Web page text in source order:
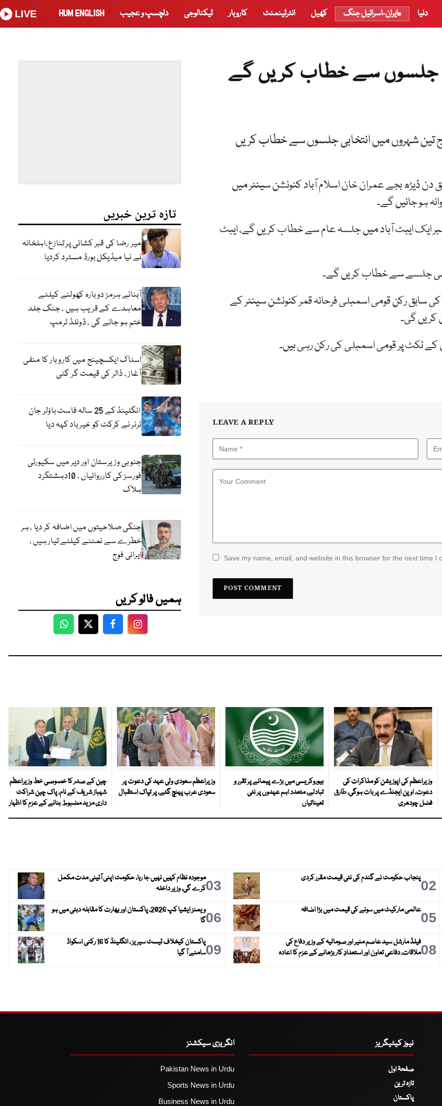
دنیا ایران-اسرائیل جنگ کھیل انٹرٹینمنٹ کاروبار ٹیکنالوجی دلچسپ و عجیب HUM ENGLISH
LIVE
جلسوں سے خطاب کریں گے
تین شہروں میں انتخابی جلسوں سے خطاب کریں
بجے عمران خان اسلام آباد کنونشن سینٹر میں
ہو جائیں گے۔
ایک ایبٹ آباد میں جلسہ عام سے خطاب کریں گے، ایبٹ
بھی جلسے سے خطاب کریں گے۔
سابق رکن قومی اسمبلی فرحانہ قمر کنونشن سینٹر کے
کریں گی۔
LEAVE A REPLY
Save my name, email, and website in this browser for the next time I
تازہ ترین خبریں
میر رضا کی قبر کشائی پر تنازع،اہلخانہ
نے نیا میڈیکل بورڈ مسترد کردیا
آبنائے ہرمز دوبارہ کھولنے کیلئے
معاہدے کے قریب ہیں ، جنگ جلد
ختم ہو جائے گی ، ڈونلڈ ٹرمپ
اسٹاک ایکسچینج میں کاروبار کا منفی
آغاز ، ڈالر کی قیمت گر گئی
انگلینڈ کے 25 سالہ فاسٹ باؤلر جان
ٹرنر نے کرکٹ کو خیر باد کہہ دیا
جنوبی وزیرستان اور دیر میں سکیورٹی
فورسز کی کارروائیاں ، 10دہشتگرد
ہلاک
جنگی صلاحیتوں میں اضافہ کر دیا ، ہر
خطرے سے نمٹنے کیلئے تیار ہیں ،
ایرانی فوج
ہمیں فالو کریں
WhatsApp
TwitterFacebookFacebook
وزیراعظم کی اپوزیشن کو مذاکرات کی
دعوت، اوپن ایجنڈے پر بات ہوگی، طارق
فضل چودھری
بیوروکریسی میں بڑے پیمانے پر تقرر و
تبادلے، متعدد اہم عہدوں پر نئی
تعیناتیاں
وزیراعظم سعودی ولی عہد کی دعوت پر
سعودی عرب پہنچ گئے، پر تپاک استقبال
چین کے صدر کا خصوصی خط وزیراعظم
شہباز شریف کے نام، پاک چین شراکت
داری مزید مضبوط بنانے کے عزم کا اظہار
02پنجاب حکومت نے گندم کی نئی قیمت مقرر کردی 03موجودہ نظام کہیں نہیں جا رہا، حکومت اپنی آئینی مدت مکمل
کرے گی، وزیر داخلہ
05عالمی مارکیٹ میں سونے کی قیمت میں بڑا اضافہ 06
ویمنز ایشیا کپ 2026، پاکستان اور بھارت کا مقابلہ دبئی میں ہو
گا
08فیلڈ مارشل سید عاصم منیر اور صومالیہ کے وزیر دفاع کی
ملاقات، دفاعی تعاون اور استعدادِ کار بڑھانے کے عزم کا اعادہ
09
پاکستان کیخلاف ٹیسٹ سیریز ، انگلینڈ کا 16 رکنی اسکواڈ
سامنے آ گیا
نیوز کیٹیگریز
صفحۂ اول
تازہ ترین
پاکستان
انگریزی سیکشنز
Pakistan News in Urdu
Sports News in Urdu
Business News in Urdu